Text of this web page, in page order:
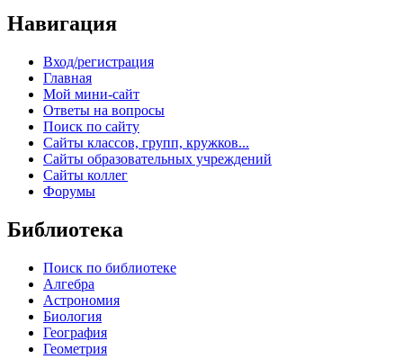
Навигация
Вход/регистрация
Главная
Мой мини-сайт
Ответы на вопросы
Поиск по сайту
Сайты классов, групп, кружков...
Сайты образовательных учреждений
Сайты коллег
Форумы
Библиотека
Поиск по библиотеке
Алгебра
Астрономия
Биология
География
Геометрия